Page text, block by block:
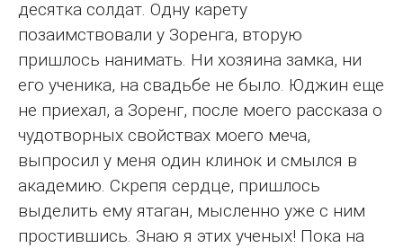
десятка солдат. Одну карету
позаимствовали у Зоренга, вторую
пришлось нанимать. Ни хозяина замка, ни
его ученика, на свадьбе не было. Юджин еще
не приехал, а Зоренг, после моего рассказа о
чудотворных свойствах моего меча,
выпросил у меня один клинок и смылся в
академию. Скрепя сердце, пришлось
выделить ему ятаган, мысленно уже с ним
простившись. Знаю я этих ученых! Пока на